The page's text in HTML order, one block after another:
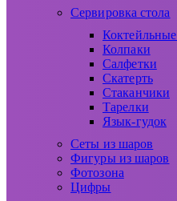
Сервировка стола
Колпаки
Салфетки
Скатерть
Стаканчики
Тарелки
Язык-гудок
Сеты из шаров
Фигуры из шаров
Фотозона
Цифры